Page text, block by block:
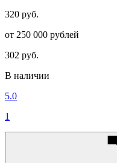
320 руб.
от 250 000 рублей
302 руб.
В наличии
5.0
1